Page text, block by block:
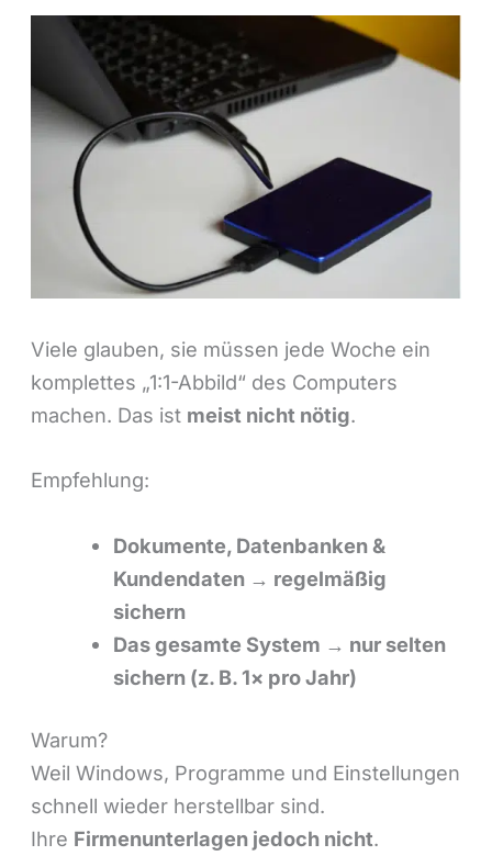
Viele glauben, sie müssen jede Woche ein
komplettes „1:1-Abbild“ des Computers
machen. Das ist meist nicht nötig.
Empfehlung:
Dokumente, Datenbanken &
Kundendaten → regelmäßig
sichern
Das gesamte System → nur selten
sichern (z. B. 1× pro Jahr)
Warum?
Weil Windows, Programme und Einstellungen
schnell wieder herstellbar sind.
Ihre Firmenunterlagen jedoch nicht.